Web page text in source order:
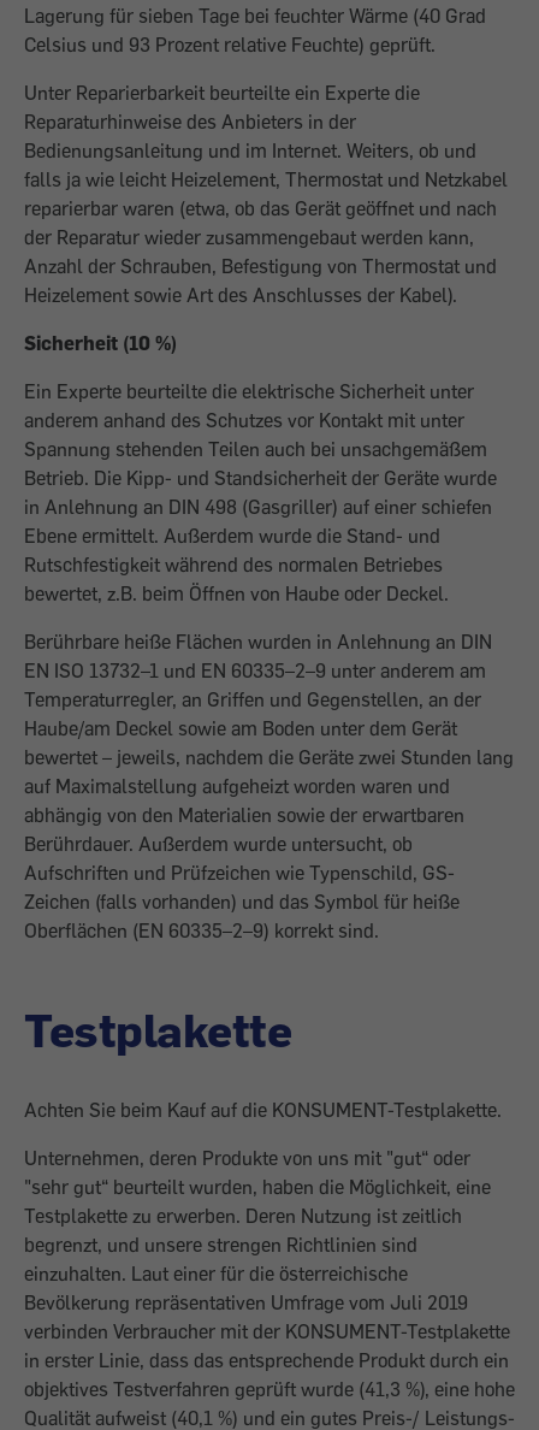
Lagerung für sieben Tage bei feuchter Wärme (40 Grad
Celsius und 93 Prozent relative Feuchte) geprüft.
Unter Reparierbarkeit beurteilte ein Experte die
Reparaturhinweise des Anbieters in der
Bedienungsanleitung und im Internet. Weiters, ob und
falls ja wie leicht Heizelement, Thermostat und Netzkabel
reparierbar waren (etwa, ob das Gerät geöffnet und nach
der Reparatur wieder zusammengebaut werden kann,
Anzahl der Schrauben, Befestigung von Thermostat und
Heizelement sowie Art des Anschlusses der Kabel).
Sicherheit (10 %)
Ein Experte beurteilte die elektrische Sicherheit unter
anderem anhand des Schutzes vor Kontakt mit unter
Spannung stehenden Teilen auch bei unsachgemäßem
Betrieb. Die Kipp- und Standsicherheit der Geräte wurde
in Anlehnung an DIN 498 (Gasgriller) auf einer schiefen
Ebene ermittelt. Außerdem wurde die Stand- und
Rutschfestigkeit während des normalen Betriebes
bewertet, z.B. beim Öffnen von Haube oder Deckel.
Berührbare heiße Flächen wurden in Anlehnung an DIN
EN ISO 13732–1 und EN 60335–2–9 unter anderem am
Temperaturregler, an Griffen und Gegenstellen, an der
Haube/am Deckel sowie am Boden unter dem Gerät
bewertet – jeweils, nachdem die Geräte zwei Stunden lang
auf Maximalstellung aufgeheizt worden waren und
abhängig von den Materialien sowie der erwartbaren
Berührdauer. Außerdem wurde untersucht, ob
Aufschriften und Prüfzeichen wie Typenschild, GS-
Zeichen (falls vorhanden) und das Symbol für heiße
Oberflächen (EN 60335–2–9) korrekt sind.
Testplakette
Achten Sie beim Kauf auf die KONSUMENT-Testplakette.
Unternehmen, deren Produkte von uns mit "gut“ oder
"sehr gut“ beurteilt wurden, haben die Möglichkeit, eine
Testplakette zu erwerben. Deren Nutzung ist zeitlich
begrenzt, und unsere strengen Richtlinien sind
einzuhalten. Laut einer für die österreichische
Bevölkerung repräsentativen Umfrage vom Juli 2019
verbinden Verbraucher mit der KONSUMENT-Testplakette
in erster Linie, dass das entsprechende Produkt durch ein
objektives Testverfahren geprüft wurde (41,3 %), eine hohe
Qualität aufweist (40,1 %) und ein gutes Preis-/ Leistungs-